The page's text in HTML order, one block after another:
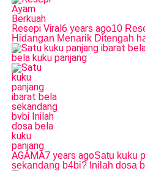
Resepi Viral6 years ago10
Hidangan Menarik Ditengah
AGAMA7 years agoSatu kuku
sekandang b4bi? Inilah dosa